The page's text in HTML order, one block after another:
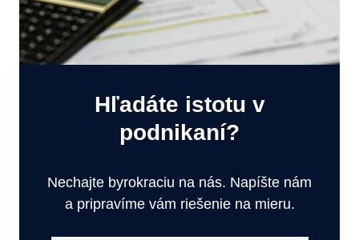
Hľadáte istotu v
podnikaní?
Nechajte byrokraciu na nás. Napíšte nám
a pripravíme vám riešenie na mieru.